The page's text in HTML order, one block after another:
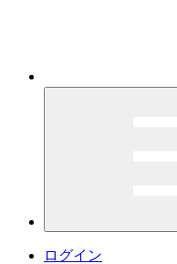
ログイン